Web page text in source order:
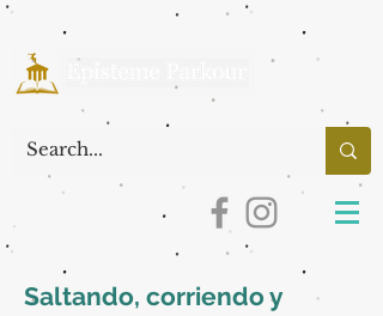
Saltando, corriendo y